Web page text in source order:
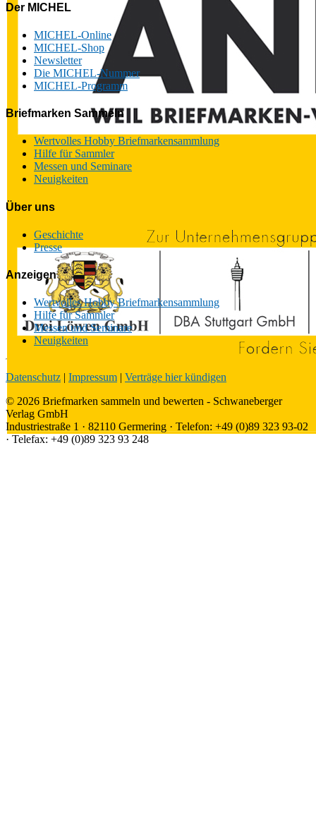
Der MICHEL
MICHEL-Online
MICHEL-Shop
Newsletter
Die MICHEL-Nummer
MICHEL-Programm
Briefmarken Sammeln
Wertvolles Hobby Briefmarkensammlung
Hilfe für Sammler
Messen und Seminare
Neuigkeiten
Über uns
Geschichte
Presse
Anzeigen
Wertvolles Hobby Briefmarkensammlung
Hilfe für Sammler
Messen und Seminare
Neuigkeiten
Datenschutz | Impressum | Verträge hier kündigen
© 2026 Briefmarken sammeln und bewerten - Schwaneberger
Verlag GmbH
Industriestraße 1 · 82110 Germering · Telefon: +49 (0)89 323 93-02
· Telefax: +49 (0)89 323 93 248